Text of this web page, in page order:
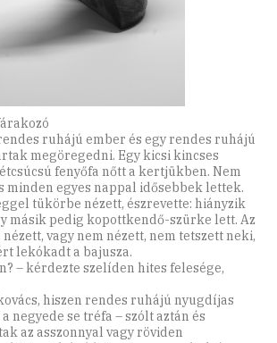
ruhájú ember és egy rendes ruhájú
megöregedni. Egy kicsi kincses
fenyőfa nőtt a kertjükben. Nem
minden egyes nappal idősebbek lettek.
tükörbe nézett, észrevette: hiányzik
másik pedig kopottkendő-szürke lett. Az
vagy nem nézett, nem tetszett neki,
lekókadt a bajusza.
– kérdezte szelíden hites felesége,
hiszen rendes ruhájú nyugdíjas
negyede se tréfa – szólt aztán és
az asszonnyal vagy röviden